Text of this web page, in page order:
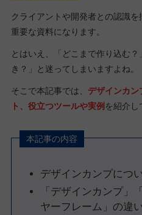
クライアントや開発者との認識
重要な資料になります。
とはいえ、「どこまで作り込む
き？」と迷ってしまいますよね。
そこで本記事では、 デザインカン
ト、役立つツールや実例 を紹介し
本記事の内容
デザインカンプにつ
「デザインカンプ」
ヤーフレーム」の違